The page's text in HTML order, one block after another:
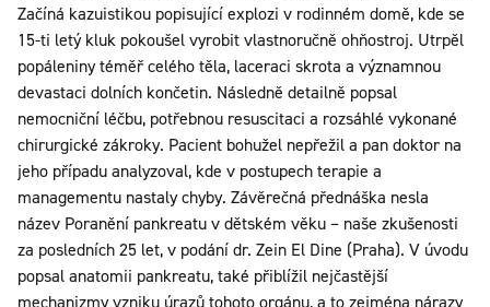
Začíná kazuistikou popisující explozi v rodinném domě, kde se
15-ti letý kluk pokoušel vyrobit vlastnoručně ohňostroj. Utrpěl
popáleniny téměř celého těla, laceraci skrota a významnou
devastaci dolních končetin. Následně detailně popsal
nemocniční léčbu, potřebnou resuscitaci a rozsáhlé vykonané
chirurgické zákroky. Pacient bohužel nepřežil a pan doktor na
jeho případu analyzoval, kde v postupech terapie a
managementu nastaly chyby. Závěrečná přednáška nesla
název Poranění pankreatu v dětském věku – naše zkušenosti
za posledních 25 let, v podání dr. Zein El Dine (Praha). V úvodu
popsal anatomii pankreatu, také přiblížil nejčastější
mechanizmy vzniku úrazů tohoto orgánu, a to zejména nárazy